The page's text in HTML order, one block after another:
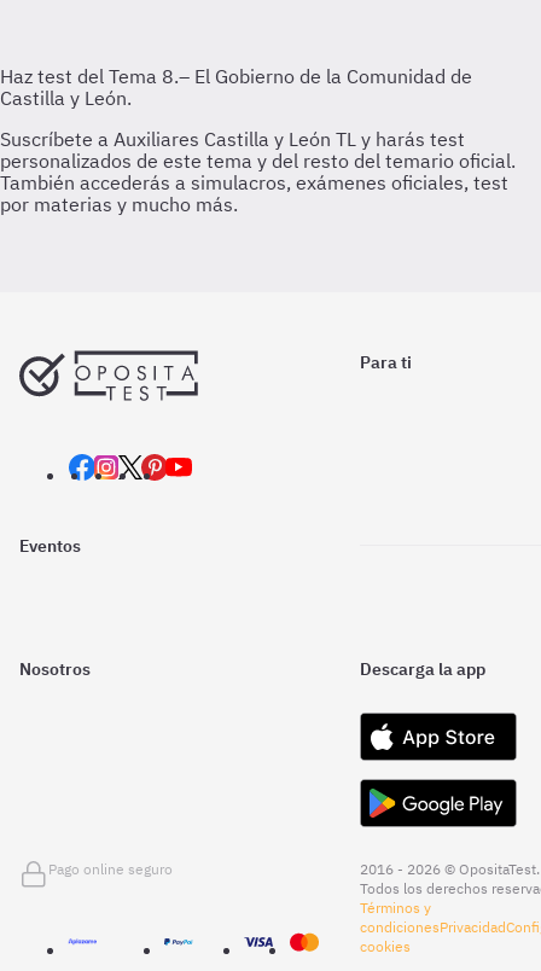
Para ti
Eventos
Nosotros Descarga la app
Pago online seguro
2016 - 2026 © OpositaTest.
Todos los derechos
Términos y
condicionesPrivacidad
cookies